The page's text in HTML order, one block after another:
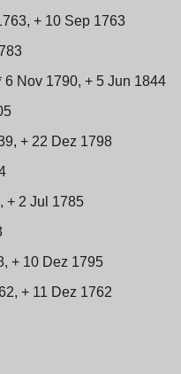
+ 10 Sep 1763
6 Nov 1790, + 5 Jun 1844
+ 22 Dez 1798
+ 2 Jul 1785
+ 10 Dez 1795
+ 11 Dez 1762